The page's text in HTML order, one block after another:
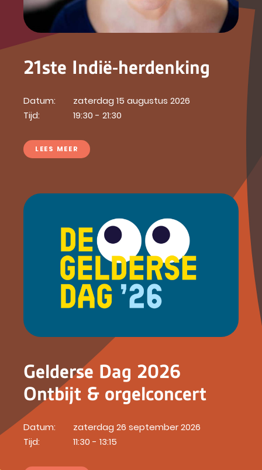
21ste Indië-herdenking
Datum:
Tijd:
zaterdag 15 augustus 2026
19:30 - 21:30
LEES MEER
Gelderse Dag 2026
Ontbijt & orgelconcert
Datum:
Tijd:
zaterdag 26 september 2026
11:30 - 13:15